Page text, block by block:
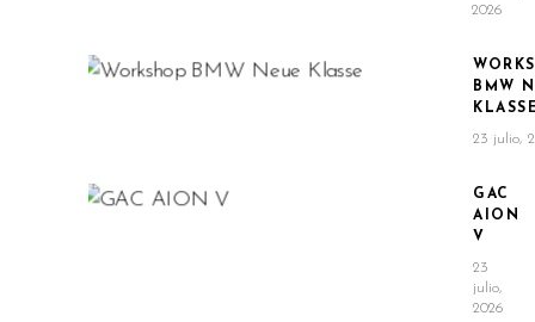
2026
BMW
23 julio,
GAC
AION
V
23
julio,
2026